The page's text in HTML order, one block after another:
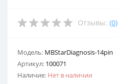
Отзывы: (0)
Модель: MBStarDiagnosis-14pin
Артикул: 100071
Наличие: Нет в наличии